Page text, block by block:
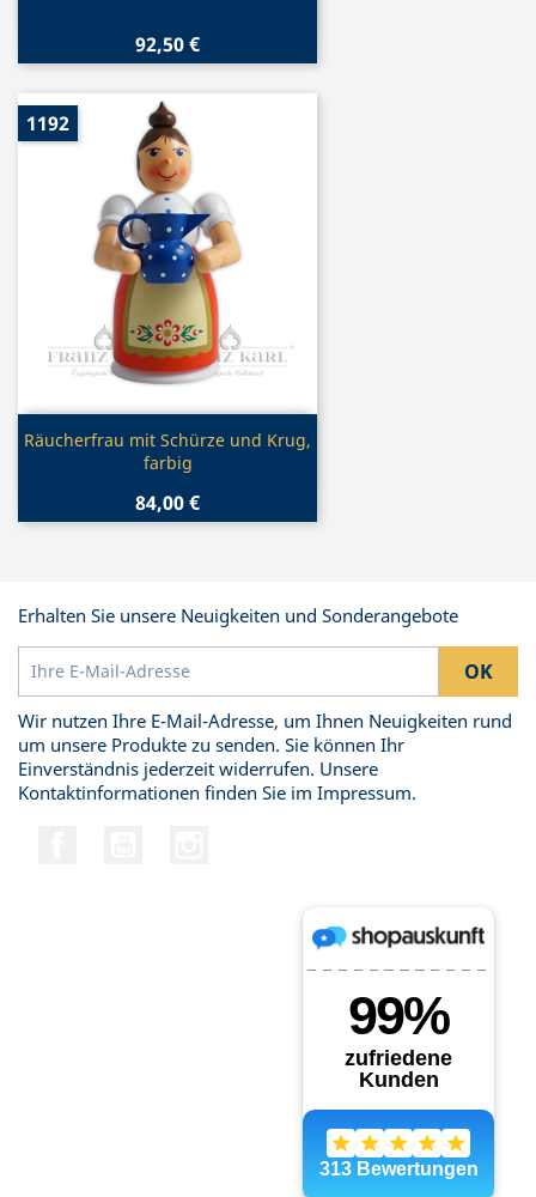
92,50 €
Vorschau
Räucherfrau mit Schürze und Krug,
farbig
84,00 €
1192
Erhalten Sie unsere Neuigkeiten und Sonderangebote
Wir nutzen Ihre E-Mail-Adresse, um Ihnen Neuigkeiten rund
um unsere Produkte zu senden. Sie können Ihr
Einverständnis jederzeit widerrufen. Unsere
Kontaktinformationen finden Sie im Impressum.